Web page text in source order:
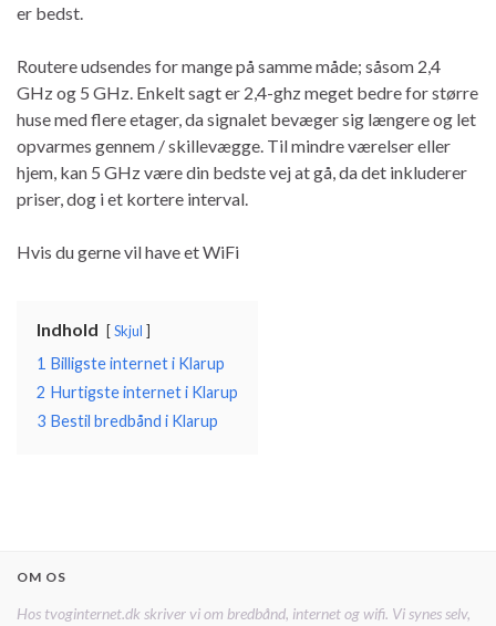
er bedst.
Routere udsendes for mange på samme måde; såsom 2,4
GHz og 5 GHz. Enkelt sagt er 2,4-ghz meget bedre for større
huse med flere etager, da signalet bevæger sig længere og let
opvarmes gennem / skillevægge. Til mindre værelser eller
hjem, kan 5 GHz være din bedste vej at gå, da det inkluderer
priser, dog i et kortere interval.
Hvis du gerne vil have et WiFi
Indhold Skjul
1 Billigste internet i Klarup
2 Hurtigste internet i Klarup
3 Bestil bredbånd i Klarup
OM OS
Hos tvoginternet.dk skriver vi om bredbånd, internet og wifi. Vi synes selv,